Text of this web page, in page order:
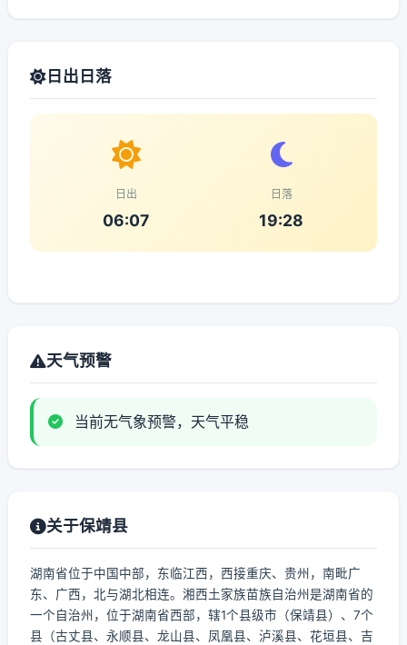
日出日落
日出
06:07
日落
19:28
天气预警
当前无气象预警，天气平稳
关于保靖县
湖南省位于中国中部，东临江西，西接重庆、贵州，南毗广
东、广西，北与湖北相连。湘西土家族苗族自治州是湖南省的
一个自治州，位于湖南省西部，辖1个县级市（保靖县）、7个
县（古丈县、永顺县、龙山县、凤凰县、泸溪县、花垣县、吉